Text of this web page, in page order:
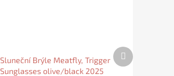
Sluneční Brýle Meatfly, Trigger
Sunglasses olive/black 2025
Další
produkt